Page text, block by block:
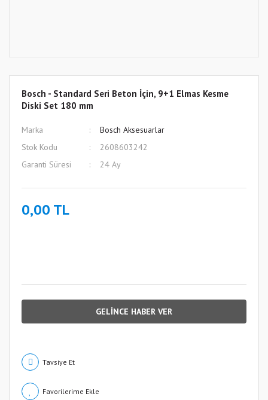
Bosch - Standard Seri Beton İçin, 9+1 Elmas Kesme
Diski Set 180 mm
Marka
Bosch Aksesuarlar
Stok Kodu
2608603242
Garanti Süresi
24 Ay
0,00 TL
GELİNCE HABER VER
Tavsiye Et